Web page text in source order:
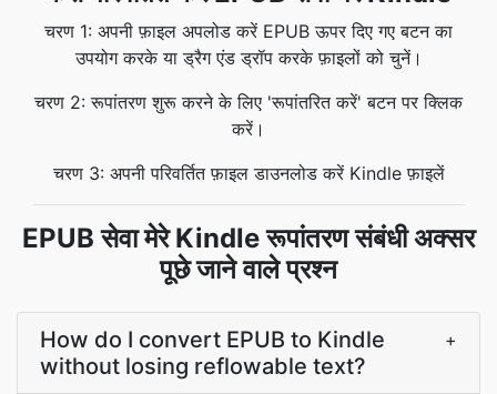
चरण 1: अपनी फ़ाइल अपलोड करें EPUB ऊपर दिए गए बटन का
उपयोग करके या ड्रैग एंड ड्रॉप करके फ़ाइलों को चुनें।
चरण 2: रूपांतरण शुरू करने के लिए 'रूपांतरित करें' बटन पर क्लिक
करें।
चरण 3: अपनी परिवर्तित फ़ाइल डाउनलोड करें Kindle फ़ाइलें
EPUB सेवा मेरे Kindle रूपांतरण संबंधी अक्सर
पूछे जाने वाले प्रश्न
How do I convert EPUB to Kindle
without losing reflowable text?
+